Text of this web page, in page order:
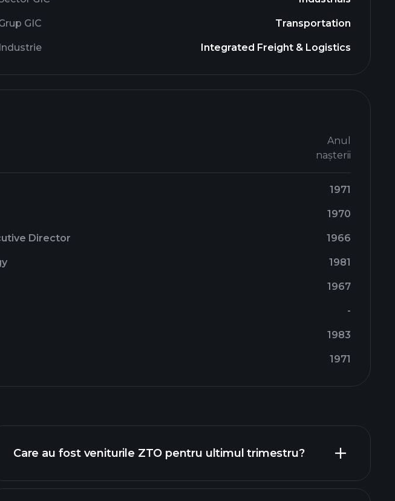
GIC Transportation
Industrie Integrated Freight & Logistics
Anul
nașterii
1971
1970
Director 1966
1981
1967
-
1983
1971
Care au fost veniturile ZTO pentru ultimul trimestru?